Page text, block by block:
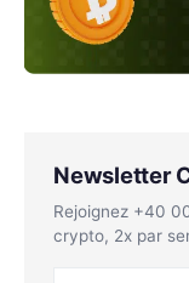
Newsletter
Rejoignez +40
crypto, 2x par